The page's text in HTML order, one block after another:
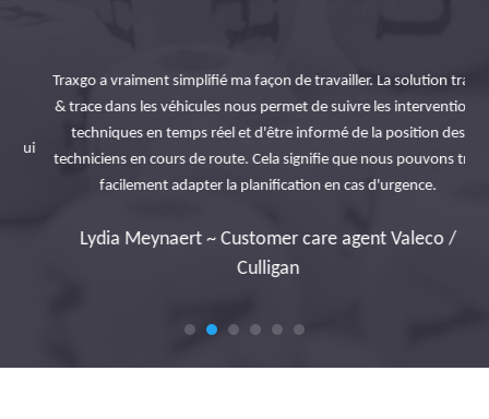
Traxgo a vraiment simplifié ma façon de travailler. La solution track
& trace dans les véhicules nous permet de suivre les interventions
techniques en temps réel et d'être informé de la position des
techniciens en cours de route. Cela signifie que nous pouvons très
facilement adapter la planification en cas d'urgence.
Lydia Meynaert ~ Customer care agent Valeco /
Culligan